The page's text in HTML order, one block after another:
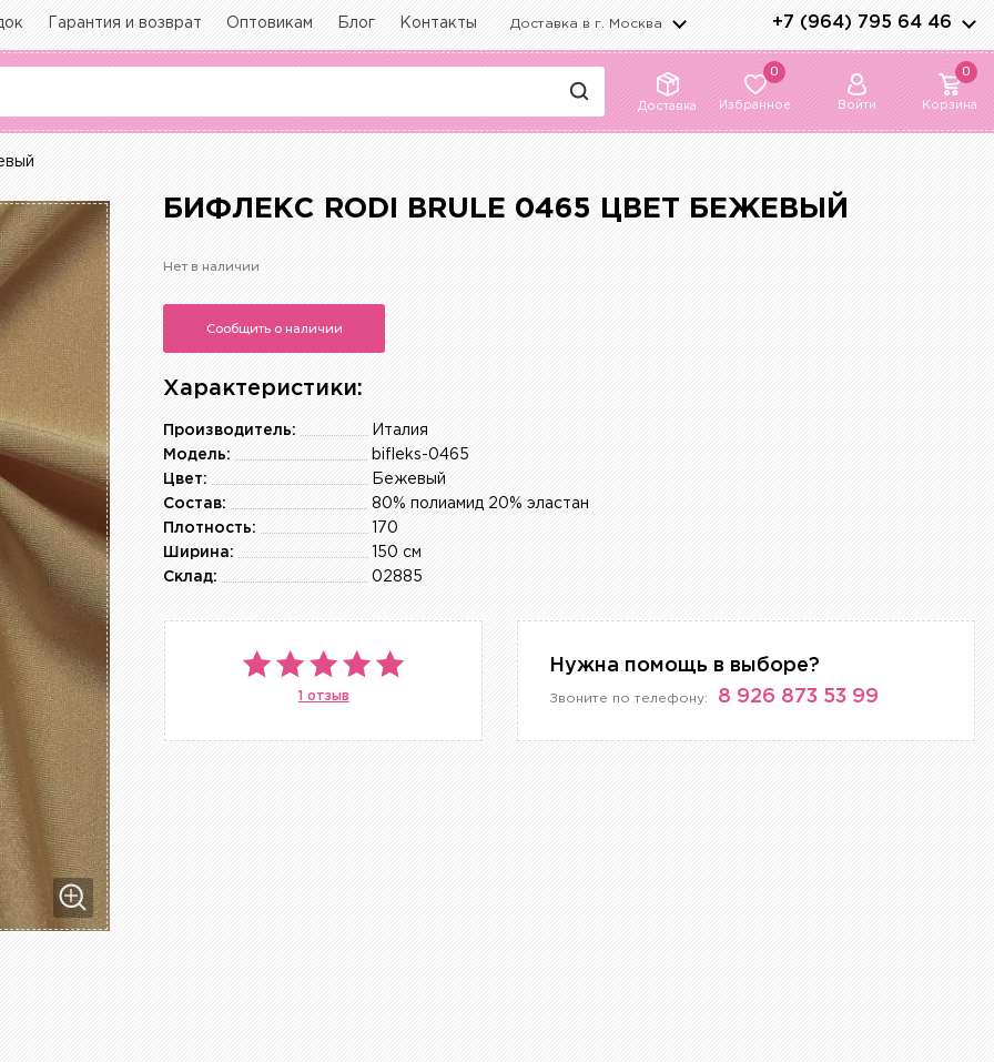
Гарантия и возврат Оптовикам Блог Контакты Доставка в г. Москва +7 (964) 795 64 46
Доставка
0
Избранное Войти
0
Корзина
БИФЛЕКС RODI BRULE 0465 ЦВЕТ БЕЖЕВЫЙ
Нет в наличии
Сообщить о наличии
Характеристики:
Италия
Производитель:
bifleks-0465
Модель:
Бежевый
Цвет:
80% полиамид 20% эластан
Состав:
170
Плотность:
150 см
Ширина:
02885
Склад:
1 отзыв
Нужна помощь в выборе?
Звоните по телефону: 8 926 873 53 99